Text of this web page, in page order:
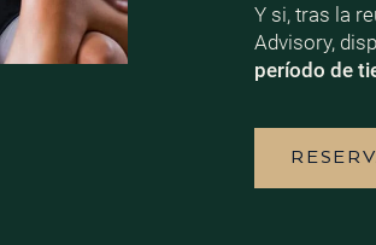
Y si, tras la
Advisory,
período de